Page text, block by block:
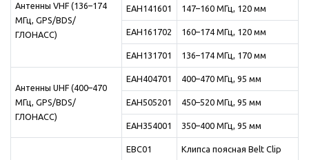
Антенны VHF (136–174
МГц, GPS/BDS/
ГЛОНАСС)
EAH141601 147–160 МГц, 120 мм
EAH161702 160–174 МГц, 120 мм
EAH131701 136–174 МГц, 170 мм
Антенны UHF (400–470
МГц, GPS/BDS/
ГЛОНАСС)
EAH404701 400–470 МГц, 95 мм
EAH505201 450–520 МГц, 95 мм
EAH354001 350–400 МГц, 95 мм
EBC01 Клипса поясная Belt Clip